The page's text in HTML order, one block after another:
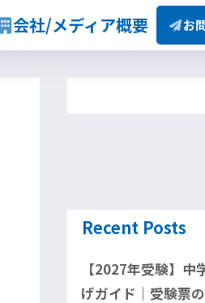
会社/メディア概要 お
Recent Posts
【2027年受験】中
げガイド｜受験票